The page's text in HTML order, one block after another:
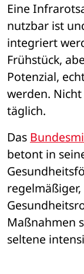
Eine
nutzbar ist
integriert
Frühstück,
Potenzial,
werden.
täglich.
Das
betont in
Gesundheitsfö
Maßnahmen
seltene